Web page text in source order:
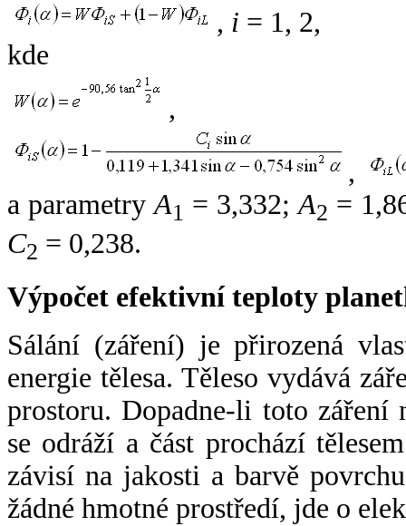
, i = 1, 2,
kde
,
,
a parametryA1 = 3,332;A2 =
C2 = 0,238.
Výpočet efektivní teploty
Sálání (záření) je přirozená
energie tělesa. Těleso vydává
prostoru. Dopadne-li toto záření
se odráží a část prochází
závisí na jakosti a barvě
žádné hmotné prostředí, jde o